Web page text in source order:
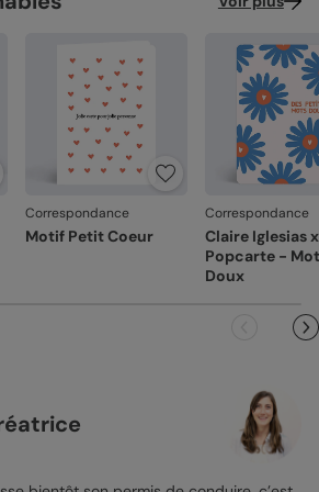
Correspondance
Motif Petit Coeur
Correspondance
Claire Iglesias x
Popcarte -
Doux